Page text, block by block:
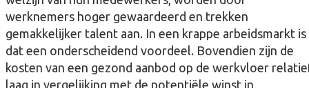
werknemers hoger gewaardeerd en trekken
gemakkelijker talent aan. In een krappe arbeidsmarkt is
dat een onderscheidend voordeel. Bovendien zijn de
kosten van een gezond aanbod op de werkvloer
laag in vergelijking met de potentiële winst in